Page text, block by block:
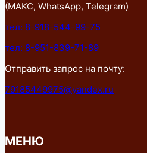
(МАКС, WhatsApp, Telegram)
тел: 8-918-544-99-75
тел: 8-951-839-71-89
Отправить запрос на почту:
79185449975@yandex.ru
МЕНЮ